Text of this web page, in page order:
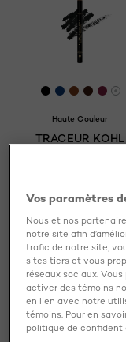
[Color]:
[Color]:
[Color]:
Haute Couleur
TRACEUR KOHL
4.5/5
VOIR LE PRODUIT
Essayez-le
Vos paramètres
Nous et nos
notre site afin
trafic de notre site,
sites tiers et vous
réseaux sociaux.
activer des témoins
en lien avec notre
témoins. Pour en
politique de